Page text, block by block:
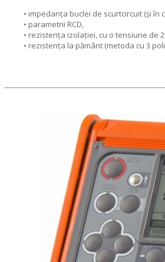
• impedanţa buclei de scurtcircuit (şi în
• parametrii RCD,
• rezistenţa izolaţiei, cu o tensiune de
• rezistenţa la pământ (metoda cu 3